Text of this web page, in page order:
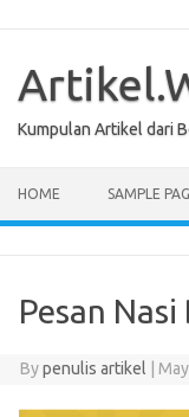
content
Kumpulan Artikel dari
HOME SAMPLE
Pesan Nasi
Bypenulis artikel